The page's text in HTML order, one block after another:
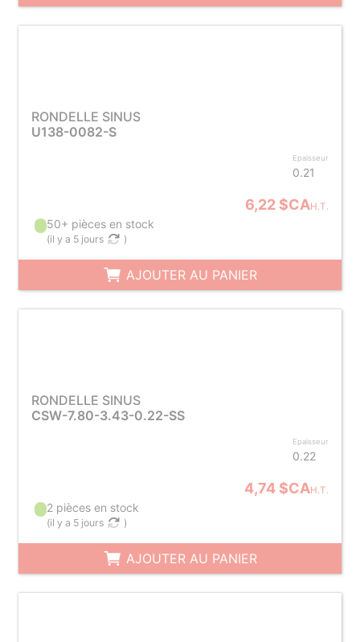
RONDELLE SINUS
U138-0082-S
Epaisseur
0.21
6,22 $CAH.T.
50+ pièces en stock
(il y a 5 jours )
AJOUTER AU PANIER
RONDELLE SINUS
CSW-7.80-3.43-0.22-SS
Epaisseur
0.22
4,74 $CAH.T.
2 pièces en stock
(il y a 5 jours )
AJOUTER AU PANIER